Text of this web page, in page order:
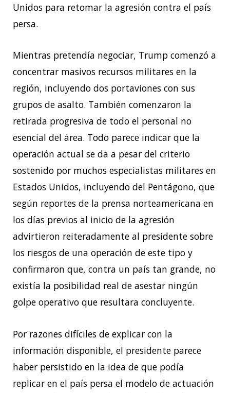
Unidos para retomar la agresión contra el país
persa.
Mientras pretendía negociar, Trump comenzó a
concentrar masivos recursos militares en la
región, incluyendo dos portaviones con sus
grupos de asalto. También comenzaron la
retirada progresiva de todo el personal no
esencial del área. Todo parece indicar que la
operación actual se da a pesar del criterio
sostenido por muchos especialistas militares en
Estados Unidos, incluyendo del Pentágono, que
según reportes de la prensa norteamericana en
los días previos al inicio de la agresión
advirtieron reiteradamente al presidente sobre
los riesgos de una operación de este tipo y
confirmaron que, contra un país tan grande, no
existía la posibilidad real de asestar ningún
golpe operativo que resultara concluyente.
Por razones difíciles de explicar con la
información disponible, el presidente parece
haber persistido en la idea de que podía
replicar en el país persa el modelo de actuación